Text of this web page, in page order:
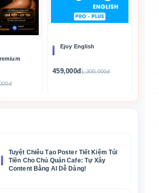
Ejoy English
459,000đ1,300,000đ
Tuyệt Chiêu Tạo Poster Tiết Kiệm Túi
Tiền Cho Chủ Quán Cafe: Tự Xây
Content Bằng AI Dễ Dàng!